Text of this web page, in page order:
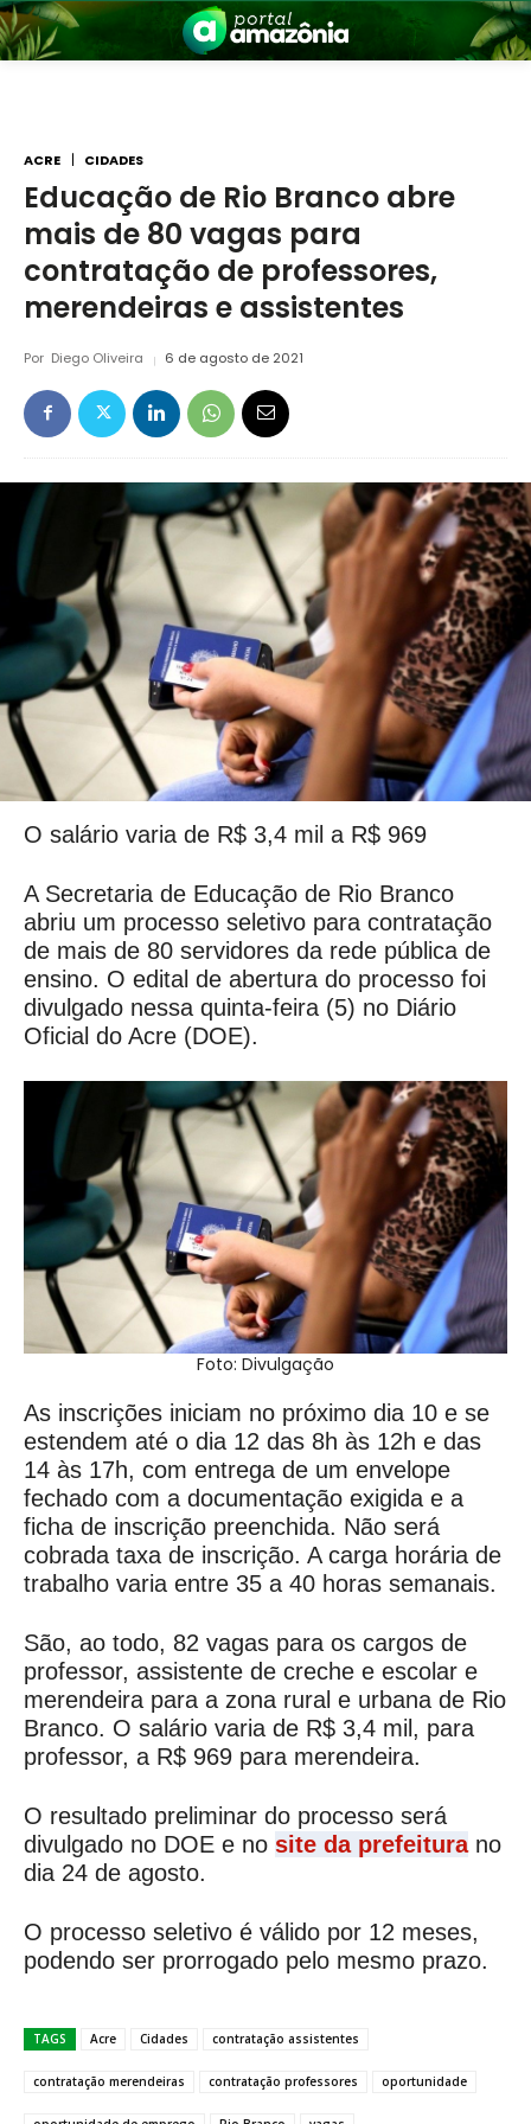
Amazônia
ACRE CIDADES
Educação de Rio Branco abre
mais de 80 vagas para
contratação de professores,
merendeiras e assistentes
Por Diego Oliveira 6 de agosto de 2021
O salário varia de R$ 3,4 mil a R$ 969
A Secretaria de Educação de Rio Branco
abriu um processo seletivo para contratação
de mais de 80 servidores da rede pública de
ensino. O edital de abertura do processo foi
divulgado nessa quinta-feira (5) no Diário
Oficial do Acre (DOE).
Foto: Divulgação
As inscrições iniciam no próximo dia 10 e se
estendem até o dia 12 das 8h às 12h e das
14 às 17h, com entrega de um envelope
fechado com a documentação exigida e a
ficha de inscrição preenchida. Não será
cobrada taxa de inscrição. A carga horária de
trabalho varia entre 35 a 40 horas semanais.
São, ao todo, 82 vagas para os cargos de
professor, assistente de creche e escolar e
merendeira para a zona rural e urbana de Rio
Branco. O salário varia de R$ 3,4 mil, para
professor, a R$ 969 para merendeira.
O resultado preliminar do processo será
divulgado no DOE e no site da prefeiturano
dia 24 de agosto.
O processo seletivo é válido por 12 meses,
podendo ser prorrogado pelo mesmo prazo.
TAGS Acre Cidades contratação assistentes
contratação merendeiras contratação professores oportunidade